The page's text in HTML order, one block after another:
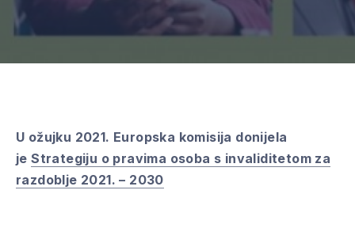
U ožujku 2021. Europska komisija donijela
jeStrategiju o pravima osoba s invaliditetom za
razdoblje 2021. – 2030